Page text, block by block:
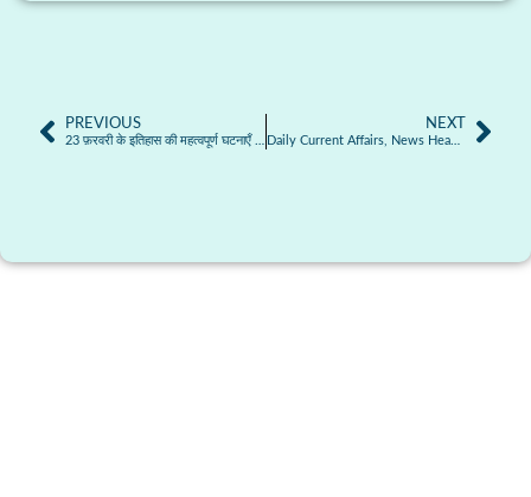
PREVIOUS
23 फ़रवरी के इतिहास की महत्वपूर्ण घटनाएँ – TODAY IN HISTORY
NEXT
Daily Current Affairs, News Headlines 24.02.2025